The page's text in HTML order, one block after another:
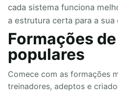
cada sistema funciona
a estrutura certa para a sua
Formações
populares
Comece com as formações
treinadores, adeptos e